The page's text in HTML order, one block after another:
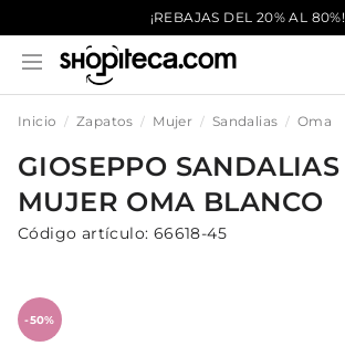
¡REBAJAS DEL 20% AL 80%!
Inicio Zapatos Mujer Sandalias Oma
GIOSEPPO SANDALIAS
MUJER OMA BLANCO
Código artículo: 66618-45
-50%